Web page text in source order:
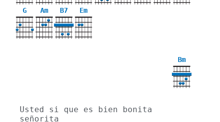
G Am B7 Em
Bm
Usted si que es bien bonita
señorita